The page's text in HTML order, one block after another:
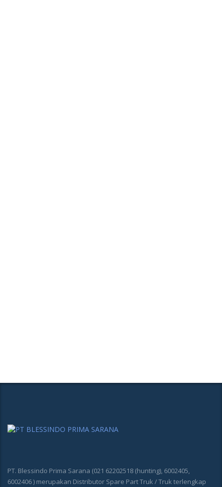
PT. Blessindo Prima Sarana (021 62202518 (hunting), 6002405,
6002406 ) merupakan Distributor Spare Part Truk / Truk terlengkap